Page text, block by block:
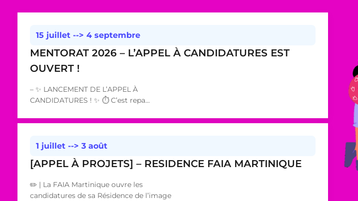
MENTORAT 2026 – L’APPEL À CANDIDATURES EST
OUVERT !
– ✨ LANCEMENT DE L’APPEL À
CANDIDATURES ! ✨ ⏱️ C’est repa...
15 juillet --> 4 septembre
[APPEL À PROJETS] – RESIDENCE FAIA MARTINIQUE
✏️ | La FAIA Martinique ouvre les
candidatures de sa Résidence de l’image
1 juillet --> 3 août